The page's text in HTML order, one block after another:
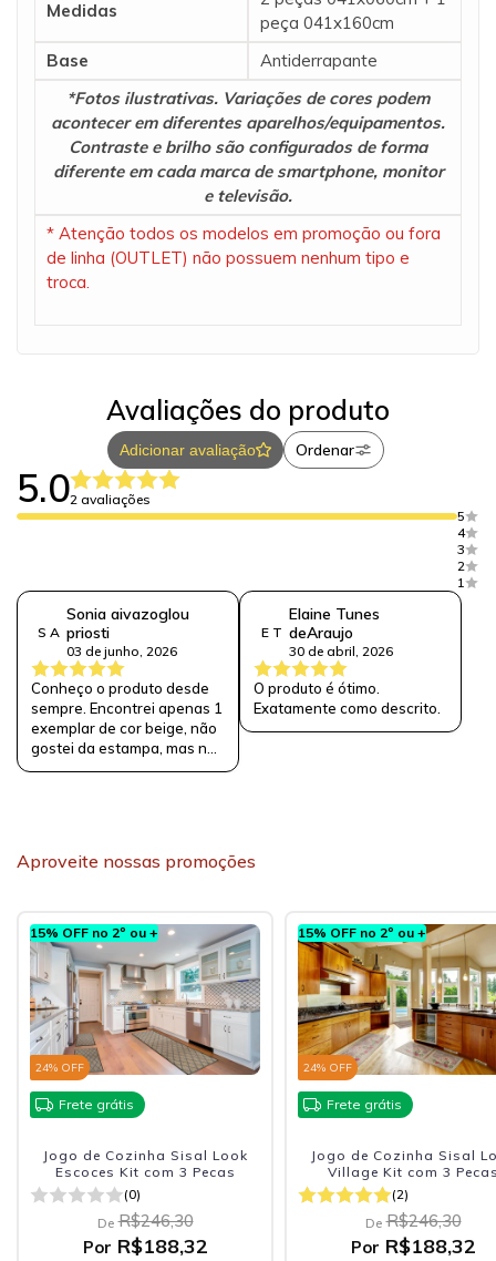
Medidas
peça 041x160cm
Base
Antiderrapante
*Fotos ilustrativas. Variações de cores podem
acontecer em diferentes aparelhos/equipamentos.
Contraste e brilho são configurados de forma
diferente em cada marca de smartphone, monitor
e televisão.
* Atenção todos os modelos em promoção ou fora
de linha (OUTLET) não possuem nenhum tipo e
troca.
Avaliações do produto
Adicionar avaliação Ordenar
5.02 avaliações
5
4
3
2
1
S A
Sonia aivazoglou
priosti
03 de junho, 2026
Conheço o produto desde
sempre. Encontrei apenas 1
exemplar de cor beige, não
gostei da estampa, mas não
queria ficar sem nenhum. Fui
de Rayza .
E T
Elaine Tunes
deAraujo
30 de abril, 2026
O produto é ótimo.
Exatamente como descrito.
Aproveite nossas promoções
15% OFF no 2º ou +
24% OFF
Frete grátis
Jogo de Cozinha Sisal Look
Escoces Kit com 3 Pecas
(0)
De R$246,30
Por R$188,32
15% OFF no 2º ou +
24% OFF
Frete grátis
Jogo de Cozinha Sisal
Village Kit com 3
(2)
De R$246,30
Por R$188,32